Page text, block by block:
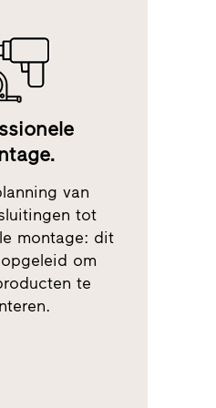
van
tot
montage: dit
om
te